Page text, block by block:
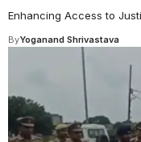
Enhancing Access to
ByYoganand Shrivastava